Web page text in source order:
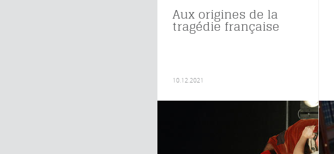
Aux origines de la
tragédie française
10.12.2021